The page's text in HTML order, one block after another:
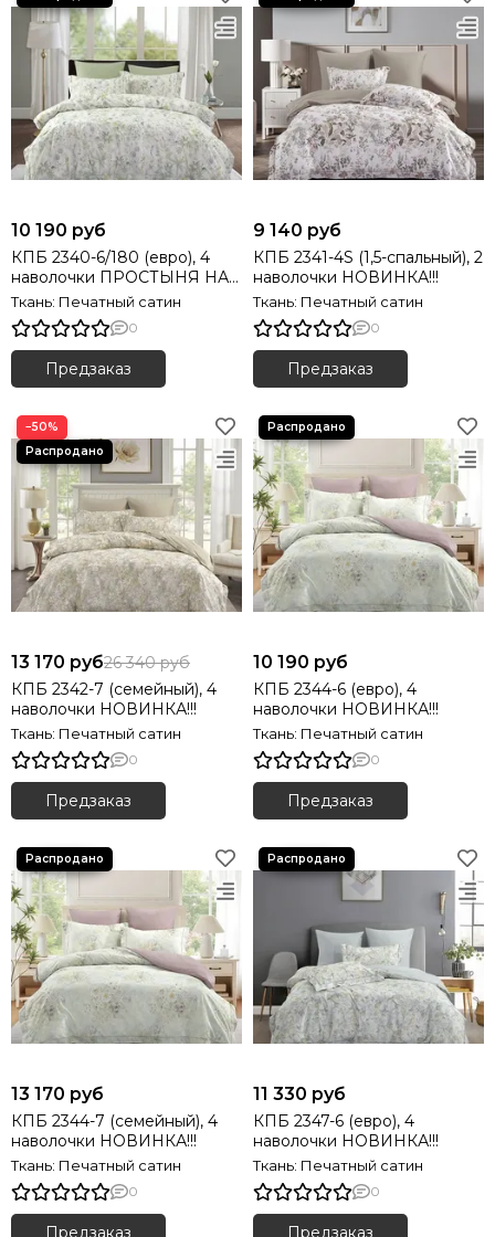
10 190 руб
КПБ 2340-6/180 (евро), 4
наволочки ПРОСТЫНЯ НА
РЕЗИНКЕ! НОВИНКА!!!
Ткань: Печатный сатин
0
Предзаказ
9 140 руб
КПБ 2341-4S (1,5-спальный), 2
наволочки НОВИНКА!!!
Ткань: Печатный сатин
0
Предзаказ
−50%
13 170 руб26 340 руб
КПБ 2342-7 (семейный), 4
наволочки НОВИНКА!!!
Ткань: Печатный сатин
0
Предзаказ
10 190 руб
КПБ 2344-6 (евро), 4
наволочки НОВИНКА!!!
Ткань: Печатный сатин
0
Предзаказ
13 170 руб
КПБ 2344-7 (семейный), 4
наволочки НОВИНКА!!!
Ткань: Печатный сатин
0
Предзаказ
11 330 руб
КПБ 2347-6 (евро), 4
наволочки НОВИНКА!!!
Ткань: Печатный сатин
0
Предзаказ